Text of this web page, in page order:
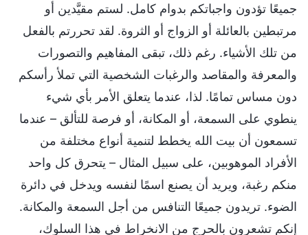
جميعًا تؤدون واجباتكم بدوام كامل. لستم مقيَّدين أو
مرتبطين بالعائلة أو الزواج أو الثروة. لقد تحررتم بالفعل
من تلك الأشياء. رغم ذلك، تبقى المفاهيم والتصورات
والمعرفة والمقاصد والرغبات الشخصية التي تملأ رأسكم
دون مساس تمامًا. لذا، عندما يتعلق الأمر بأي شيء
ينطوي على السمعة، أو المكانة، أو فرصة للتألق – عندما
تسمعون أن بيت الله يخطط لتنمية أنواع مختلفة من
الأفراد الموهوبين، على سبيل المثال – يتحرق كل واحد
منكم رغبة، ويريد أن يصنع اسمًا لنفسه ويدخل في دائرة
الضوء. تريدون جميعًا التنافس من أجل السمعة والمكانة.
إنكم تشعرون بالحرج من الانخراط في هذا السلوك،